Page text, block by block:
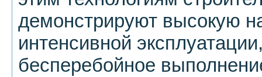
демонстрируют высокую
интенсивной
бесперебойное